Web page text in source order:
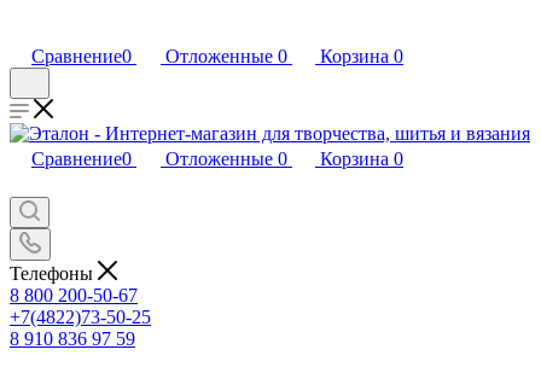
Сравнение0 Отложенные 0 Корзина 0
Сравнение0 Отложенные 0 Корзина 0
Телефоны
8 800 200-50-67
+7(4822)73-50-25
8 910 836 97 59